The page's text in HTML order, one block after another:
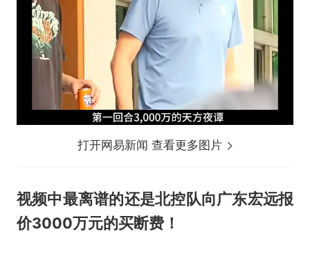
打开网易新闻 查看更多图片
视频中最离谱的还是北控队向广东宏远报
价3000万元的买断费！